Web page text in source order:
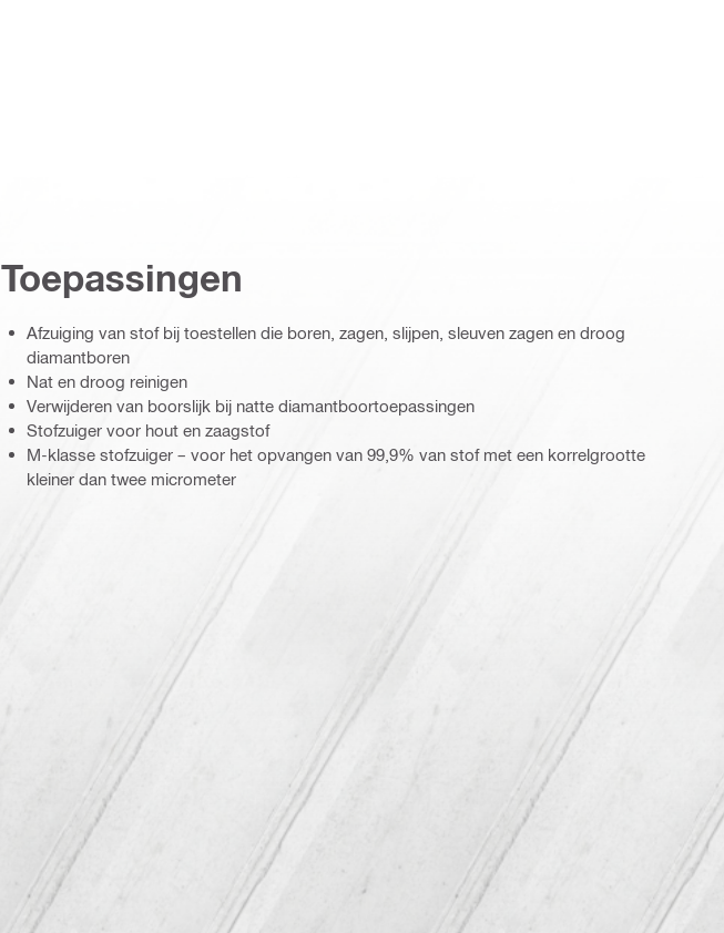
Toepassingen
Afzuiging van stof bij toestellen die boren, zagen, slijpen, sleuven zagen en droog
diamantboren
Nat en droog reinigen
Verwijderen van boorslijk bij natte diamantboortoepassingen
Stofzuiger voor hout en zaagstof
M-klasse stofzuiger – voor het opvangen van 99,9% van stof met een korrelgrootte
kleiner dan twee micrometer